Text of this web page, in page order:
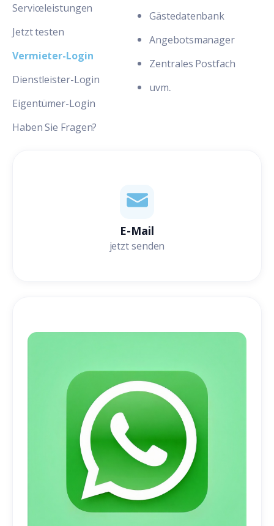
Serviceleistungen
Jetzt testen
Vermieter-Login
Dienstleister-Login
Eigentümer-Login
Gästedatenbank
Angebotsmanager
Zentrales Postfach
uvm.
Haben Sie Fragen?
E-Mail
jetzt senden